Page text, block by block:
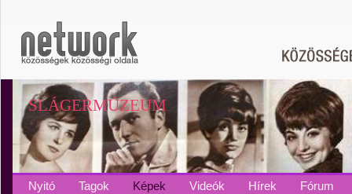
SLÁGERMÚZEUM
Nyitó Tagok Képek Videók Hírek Fórum